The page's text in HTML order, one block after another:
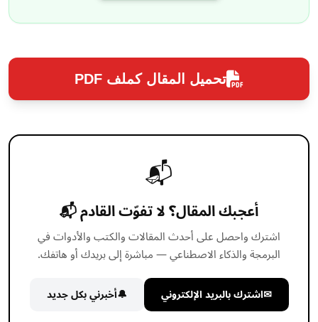
تحميل المقال كملف PDF
📬
أعجبك المقال؟ لا تفوّت القادم 📬
اشترك واحصل على أحدث المقالات والكتب والأدوات في
البرمجة والذكاء الاصطناعي — مباشرة إلى بريدك أو هاتفك.
✉اشترك بالبريد الإلكتروني 🔔أخبرني بكل جديد